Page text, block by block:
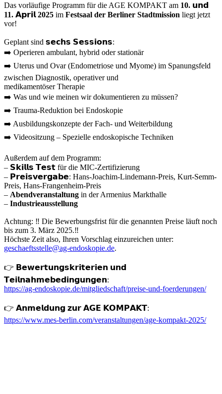
Das vorläufige Programm für die AGE KOMPAKT am 10. 𝘂𝗻𝗱
11. 𝗔𝗽𝗿𝗶𝗹 2025 im Festsaal der Berliner Stadtmission liegt jetzt
vor!
Geplant sind 𝘀𝗲𝗰𝗵𝘀 𝗦𝗲𝘀𝘀𝗶𝗼𝗻𝘀:
➡️ Operieren ambulant, hybrid oder stationär
➡️ Uterus und Ovar (Endometriose und Myome) im Spanungsfeld
zwischen Diagnostik, operativer und
medikamentöser Therapie
➡️ Was und wie meinen wir dokumentieren zu müssen?
➡️ Trauma-Reduktion bei Endoskopie
➡️ Ausbildungskonzepte der Fach- und Weiterbildung
➡️ Videositzung – Spezielle endoskopische Techniken
Außerdem auf dem Programm:
– 𝗦𝗸𝗶𝗹𝗹𝘀 𝗧𝗲𝘀𝘁 für die MIC-Zertifizierung
– 𝗣𝗿𝗲𝗶𝘀𝘃𝗲𝗿𝗴𝗮𝗯𝗲: Hans-Joachim-Lindemann-Preis, Kurt-Semm-
Preis, Hans-Frangenheim-Preis
– Abendveranstaltung in der Armenius Markthalle
– Industrieausstellung
Achtung: ‼️ Die Bewerbungsfrist für die genannten Preise läuft noch
bis zum 3. März 2025.‼️
Höchste Zeit also, Ihren Vorschlag einzureichen unter:
geschaeftsstelle@ag-endoskopie.de.
👉 𝗕𝗲𝘄𝗲𝗿𝘁𝘂𝗻𝗴𝘀𝗸𝗿𝗶𝘁𝗲𝗿𝗶𝗲𝗻 𝘂𝗻𝗱
𝗧𝗲𝗶𝗹𝗻𝗮𝗵𝗺𝗲𝗯𝗲𝗱𝗶𝗻𝗴𝘂𝗻𝗴𝗲𝗻:
https://ag-endoskopie.de/mitgliedschaft/preise-und-foerderungen/
👉 𝗔𝗻𝗺𝗲𝗹𝗱𝘂𝗻𝗴 𝘇𝘂𝗿 𝗔𝗚𝗘 𝗞𝗢𝗠𝗣𝗔𝗞𝗧:
https://www.mes-berlin.com/veranstaltungen/age-kompakt-2025/